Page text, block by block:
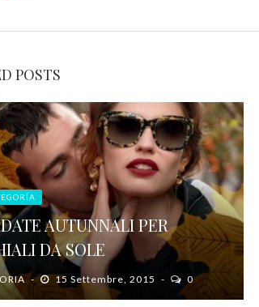
POSTS
AUTUNNALI PER
DA SOLE
15 Settembre, 2015 0